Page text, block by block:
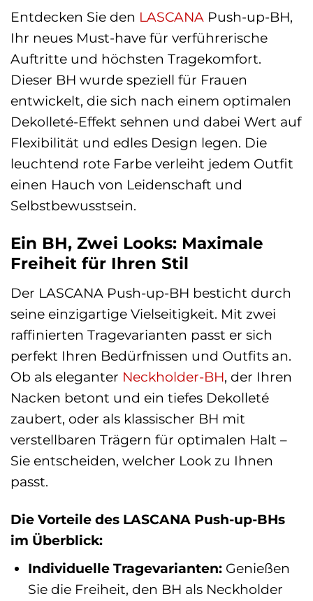
Entdecken Sie den LASCANA Push-up-BH,
Ihr neues Must-have für verführerische
Auftritte und höchsten Tragekomfort.
Dieser BH wurde speziell für Frauen
entwickelt, die sich nach einem optimalen
Dekolleté-Effekt sehnen und dabei Wert auf
Flexibilität und edles Design legen. Die
leuchtend rote Farbe verleiht jedem Outfit
einen Hauch von Leidenschaft und
Selbstbewusstsein.
Ein BH, Zwei Looks: Maximale
Freiheit für Ihren Stil
Der LASCANA Push-up-BH besticht durch
seine einzigartige Vielseitigkeit. Mit zwei
raffinierten Tragevarianten passt er sich
perfekt Ihren Bedürfnissen und Outfits an.
Ob als eleganter Neckholder-BH, der Ihren
Nacken betont und ein tiefes Dekolleté
zaubert, oder als klassischer BH mit
verstellbaren Trägern für optimalen Halt –
Sie entscheiden, welcher Look zu Ihnen
passt.
Die Vorteile des LASCANA Push-up-BHs
im Überblick:
Individuelle Tragevarianten:Genießen
Sie die Freiheit, den BH als Neckholder